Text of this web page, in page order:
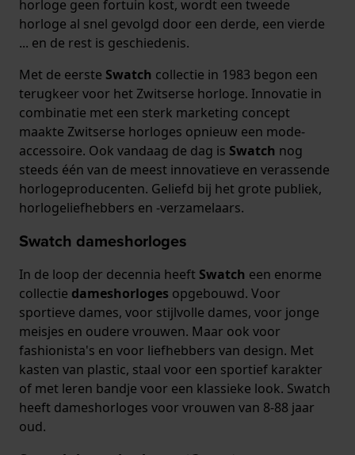
horloge geen fortuin kost, wordt een tweede
horloge al snel gevolgd door een derde, een vierde
... en de rest is geschiedenis.
Met de eerste Swatch collectie in 1983 begon een
terugkeer voor het Zwitserse horloge. Innovatie in
combinatie met een sterk marketing concept
maakte Zwitserse horloges opnieuw een mode-
accessoire. Ook vandaag de dag is Swatch nog
steeds één van de meest innovatieve en verassende
horlogeproducenten. Geliefd bij het grote publiek,
horlogeliefhebbers en -verzamelaars.
Swatch dameshorloges
In de loop der decennia heeft Swatch een enorme
collectie dameshorloges opgebouwd. Voor
sportieve dames, voor stijlvolle dames, voor jonge
meisjes en oudere vrouwen. Maar ook voor
fashionista's en voor liefhebbers van design. Met
kasten van plastic, staal voor een sportief karakter
of met leren bandje voor een klassieke look. Swatch
heeft dameshorloges voor vrouwen van 8-88 jaar
oud.